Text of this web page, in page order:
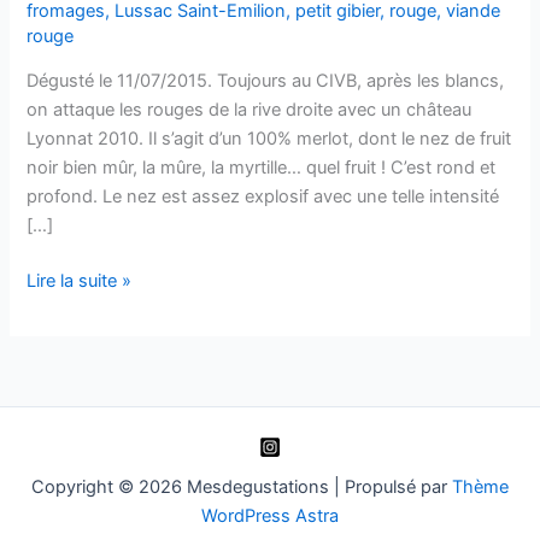
fromages, Lussac Saint-Emilion, petit gibier, rouge,viande
rouge
Dégusté le 11/07/2015. Toujours au CIVB, après les blancs,
on attaque les rouges de la rive droite avec un château
Lyonnat 2010. Il s’agit d’un 100% merlot, dont le nez de fruit
noir bien mûr, la mûre, la myrtille… quel fruit ! C’est rond et
profond. Le nez est assez explosif avec une telle intensité
[…]
Lussac
Lyonnat
Lire la suite »
Copyright © 2026 Mesdegustations | Propulsé par Thème
WordPress Astra